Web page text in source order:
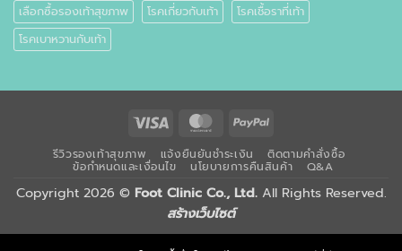
เลือกซื้อรองเท้าสุขภาพ
โรคเกี่ยวกับเท้า
โรคเชื้อราที่เท้า
โรคเบาหวานกับเท้า
Visa MasterCardPayPal
รีวิวรองเท้าสุขภาพ แจ้งยืนยันชำระเงิน ติดตามคำสั่งซื้อ
ข้อกำหนดและเงื่อนไข นโยบายการคืนสินค้า Q&A
Copyright 2026 © Foot Clinic Co., Ltd. All Rights Reserved.
สร้างเว็บไซต์